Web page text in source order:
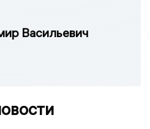
Васильевич